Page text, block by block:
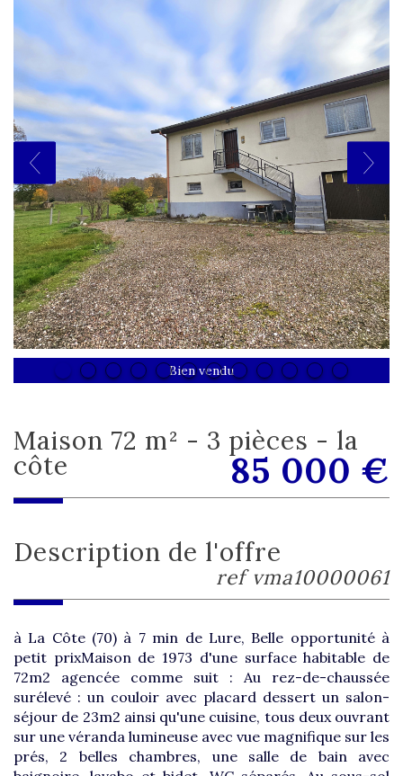
Bien vendu
maison 72 m² - 3 pièces - la
côte 85 000 €
description de l'offre
ref vma10000061
à La Côte (70) à 7 min de Lure, Belle opportunité à
petit prixMaison de 1973 d'une surface habitable de
72m2 agencée comme suit : Au rez-de-chaussée
surélevé : un couloir avec placard dessert un salon-
séjour de 23m2 ainsi qu'une cuisine, tous deux ouvrant
sur une véranda lumineuse avec vue magnifique sur les
prés, 2 belles chambres, une salle de bain avec